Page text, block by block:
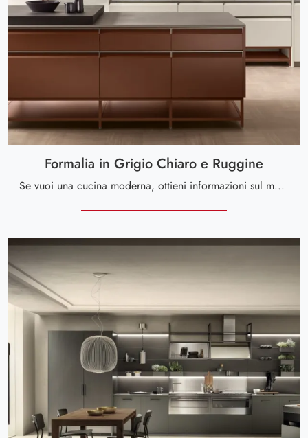
Formalia in Grigio Chiaro e Ruggine
Se vuoi una cucina moderna, ottieni informazioni sul modello Formalia in Grigio Chiaro e Ruggine Scavolini.